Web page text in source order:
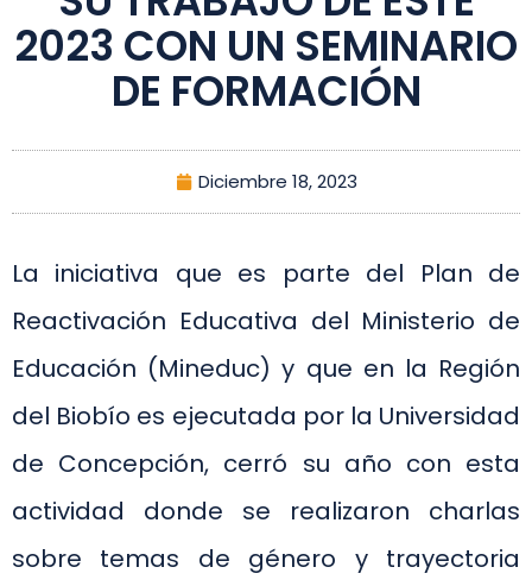
2023 CON UN SEMINARIO
DE FORMACIÓN
Diciembre 18, 2023
La iniciativa que es parte del Plan de
Reactivación Educativa del Ministerio de
Educación (Mineduc) y que en la Región
del Biobío es ejecutada por la Universidad
de Concepción, cerró su año con esta
actividad donde se realizaron charlas
sobre temas de género y trayectoria